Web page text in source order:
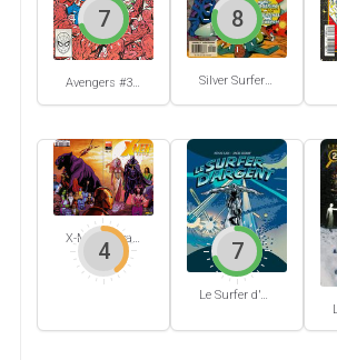
Avengers #305
7 8
4 7